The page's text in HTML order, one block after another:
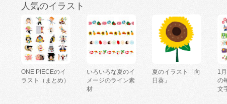
人気のイラスト
ONE PIECEのイ
ラスト（まとめ）
いろいろな夏のイ
メージのライン素
材
夏のイラスト「向
日葵」
1
の
文